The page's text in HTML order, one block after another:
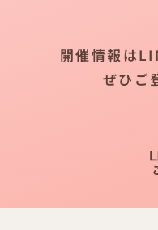
開催情報は
ぜひご